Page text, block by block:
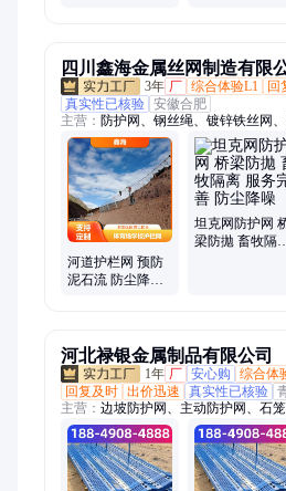
四川鑫海金属丝网制造有限
3年 厂 综合体验L1 回
真实性已核验 安徽合肥
主营： 防护网、钢丝绳、镀锌铁丝网
石网、边坡护栏网、矿山防滚石防护
河道护栏网 预防
泥石流 防尘降噪
坦克网防护网
梁防拋 畜牧隔离
河北禄银金属制品有限公司
1年 厂 安心购 综合体
回复及时 出价迅速 真实性已核验
主营： 边坡防护网、主动防护网、石
场围网、声屏障、锌钢护栏、刺绳、
基坑护栏、防坠网、防风抑尘网、波
护栏、防抛网、铸铁护栏、市政护栏